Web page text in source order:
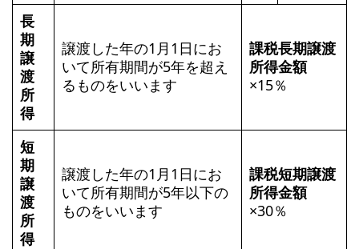
長
期
譲
渡
所
得
譲渡した年の1月1日にお
いて所有期間が5年を超え
るものをいいます
課税長期譲渡
所得金額
×15％
短
期
譲
渡
所
得
譲渡した年の1月1日にお
いて所有期間が5年以下の
ものをいいます
課税短期譲渡
所得金額
×30％